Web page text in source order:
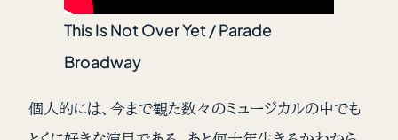
This Is Not Over Yet / Parade
Broadway
個人的には、今まで観た数々のミュージカルの中でも